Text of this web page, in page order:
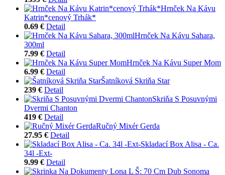
Hrnček Na Kávu
Katrin*cenový Trhák*
0.69 € Detail
Hrnček Na Kávu Sahara,
300ml
7.99 € Detail
Hrnček Na Kávu Super Mom
6.99 € Detail
Šatníková Skriňa Star
239 € Detail
Skriňa S Posuvnými
Dvermi Chanton
419 € Detail
Ručný Mixér Gerda
27.95 € Detail
Skladací Box Alisa - Ca.
34l -Ext-
9.99 € Detail